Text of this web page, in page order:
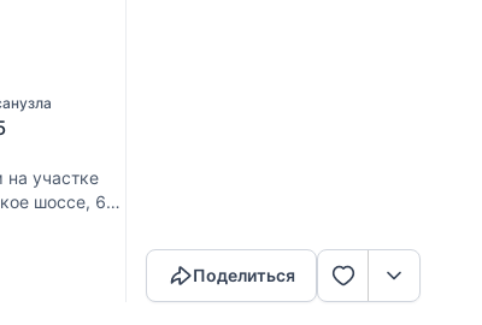
участке
шоссе, 60
Поделиться